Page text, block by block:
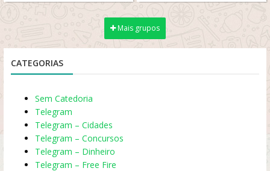
Mais grupos
CATEGORIAS
Sem Catedoria
Telegram
Telegram – Cidades
Telegram – Concursos
Telegram – Dinheiro
Telegram – Free Fire